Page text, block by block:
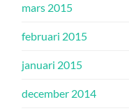
mars 2015
februari 2015
januari 2015
december 2014